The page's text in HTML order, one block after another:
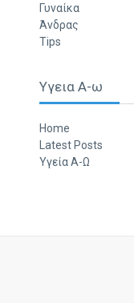
Γυναίκα
Άνδρας
Tips
Υγεια Α-ω
Home
Latest Posts
Υγεία Α-Ω